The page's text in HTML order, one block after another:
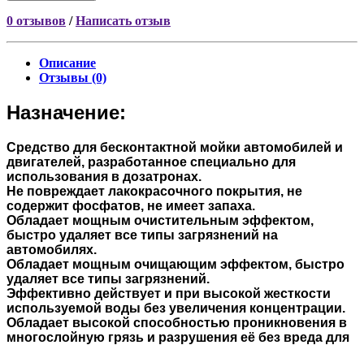
0 отзывов /Написать отзыв
Описание
Отзывы (0)
Назначение:
Средство для бесконтактной мойки автомобилей и
двигателей, разработанное специально для
использования в дозатронах.
Не повреждает лакокрасочного покрытия, не
содержит фосфатов, не имеет запаха.
Обладает мощным очистительным эффектом,
быстро удаляет все типы загрязнений на
автомобилях.
Обладает мощным очищающим эффектом, быстро
удаляет все типы загрязнений.
Эффективно действует и при высокой жесткости
используемой воды без увеличения концентрации.
Обладает высокой способностью проникновения в
многослойную грязь и разрушения её без вреда для